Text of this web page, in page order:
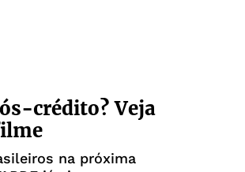
crédito? Veja
na próxima